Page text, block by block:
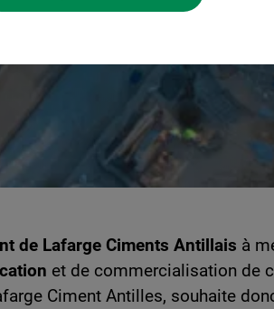
de Lafarge Ciments Antillais à
et de commercialisation de
Ciment Antilles, souhaite